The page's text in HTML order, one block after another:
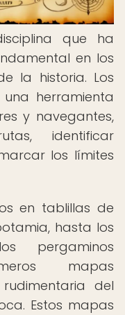
que ha
en los
la historia. Los
herramienta
y navegantes,
identificar
los límites
en tablillas de
hasta los
pergaminos
mapas
del
Estos mapas